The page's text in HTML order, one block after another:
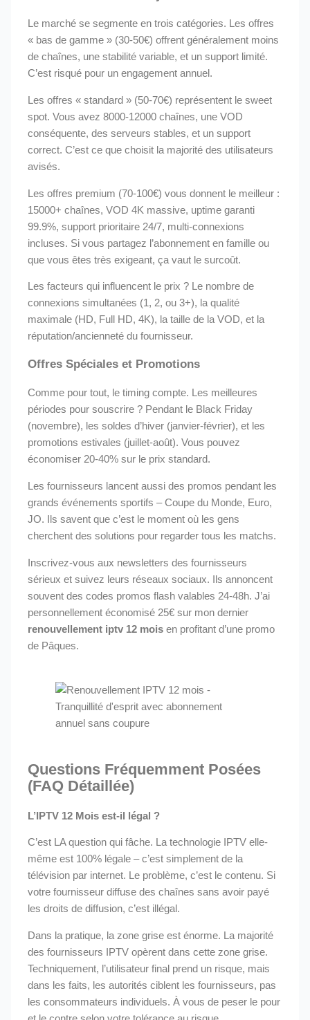
Le marché se segmente en trois catégories. Les offres
« bas de gamme » (30-50€) offrent généralement moins
de chaînes, une stabilité variable, et un support limité.
C’est risqué pour un engagement annuel.
Les offres « standard » (50-70€) représentent le sweet
spot. Vous avez 8000-12000 chaînes, une VOD
conséquente, des serveurs stables, et un support
correct. C’est ce que choisit la majorité des utilisateurs
avisés.
Les offres premium (70-100€) vous donnent le meilleur :
15000+ chaînes, VOD 4K massive, uptime garanti
99.9%, support prioritaire 24/7, multi-connexions
incluses. Si vous partagez l’abonnement en famille ou
que vous êtes très exigeant, ça vaut le surcoût.
Les facteurs qui influencent le prix ? Le nombre de
connexions simultanées (1, 2, ou 3+), la qualité
maximale (HD, Full HD, 4K), la taille de la VOD, et la
réputation/ancienneté du fournisseur.
Offres Spéciales et Promotions
Comme pour tout, le timing compte. Les meilleures
périodes pour souscrire ? Pendant le Black Friday
(novembre), les soldes d’hiver (janvier-février), et les
promotions estivales (juillet-août). Vous pouvez
économiser 20-40% sur le prix standard.
Les fournisseurs lancent aussi des promos pendant les
grands événements sportifs – Coupe du Monde, Euro,
JO. Ils savent que c’est le moment où les gens
cherchent des solutions pour regarder tous les matchs.
Inscrivez-vous aux newsletters des fournisseurs
sérieux et suivez leurs réseaux sociaux. Ils annoncent
souvent des codes promos flash valables 24-48h. J’ai
personnellement économisé 25€ sur mon dernier
renouvellement iptv 12 mois en profitant d’une promo
de Pâques.
Questions Fréquemment Posées
(FAQ Détaillée)
L’IPTV 12 Mois est-il légal ?
C’est LA question qui fâche. La technologie IPTV elle-
même est 100% légale – c’est simplement de la
télévision par internet. Le problème, c’est le contenu. Si
votre fournisseur diffuse des chaînes sans avoir payé
les droits de diffusion, c’est illégal.
Dans la pratique, la zone grise est énorme. La majorité
des fournisseurs IPTV opèrent dans cette zone grise.
Techniquement, l’utilisateur final prend un risque, mais
dans les faits, les autorités ciblent les fournisseurs, pas
les consommateurs individuels. À vous de peser le pour